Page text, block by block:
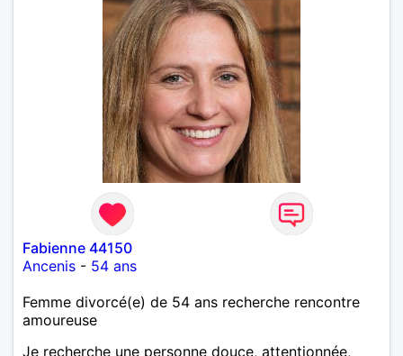
Fabienne 44150
Ancenis - 54 ans
Femme divorcé(e) de 54 ans recherche rencontre
amoureuse
Je recherche une personne douce, attentionnée,